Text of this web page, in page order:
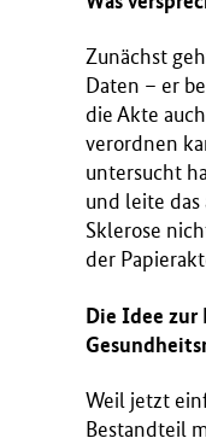
Zunächst
Daten – er
die Akte
verordnen
untersucht
und leite
Sklerose
der
Die Idee zur
Weil jetzt
Bestandteil